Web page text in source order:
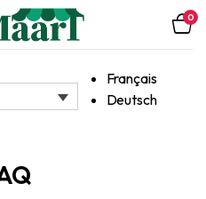
0
Français
Deutsch